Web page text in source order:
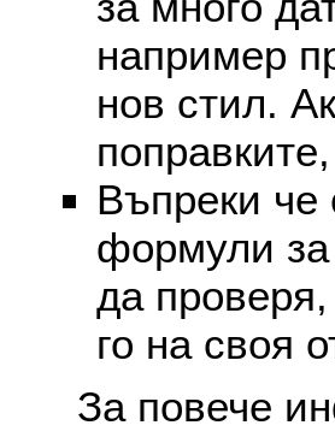
например
нов стил.
Въпреки че
формули
да
го на своя
За повече